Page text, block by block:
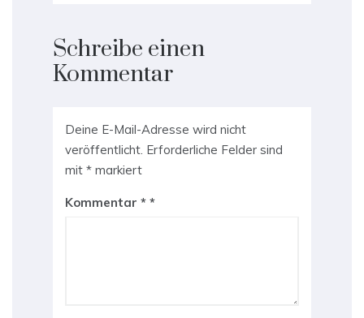
Schreibe einen
Kommentar
Deine E-Mail-Adresse wird nicht
veröffentlicht. Erforderliche Felder sind
mit * markiert
Kommentar *